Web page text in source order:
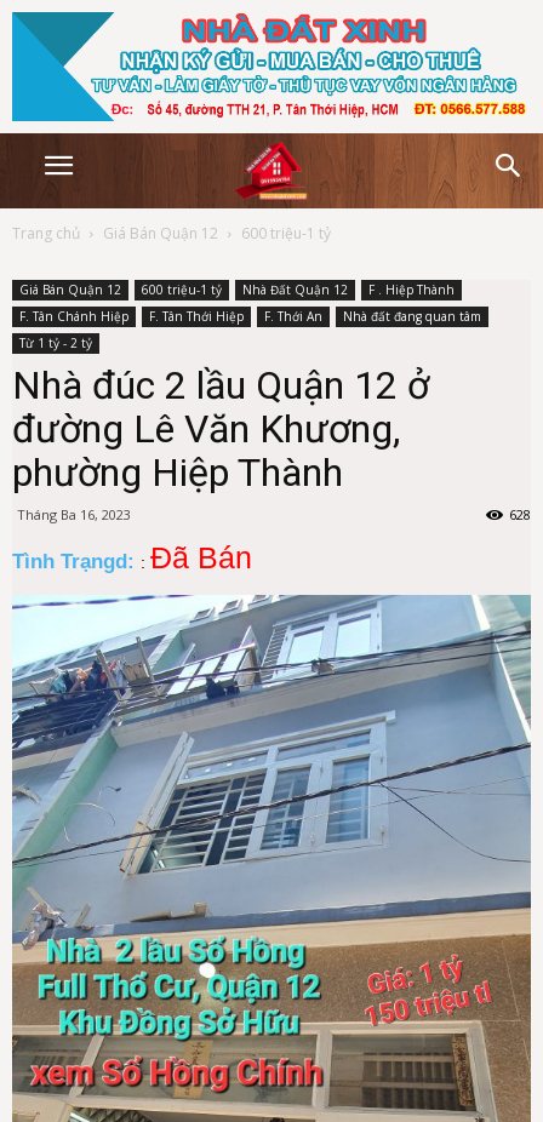
Trang chủ Giá Bán Quận 12 600 triệu-1 tỷ
Giá Bán Quận 12 600 triệu-1 tỷ Nhà Đất Quận 12
F . Hiệp Thành
F. Tân Chánh Hiệp
F. Tân Thới Hiệp F. Thới An
Nhà đất đang quan tâm
Từ 1 tỷ - 2 tỷ
Nhà đúc 2 lầu Quận 12 ở
đường Lê Văn Khương,
phường Hiệp Thành
Tháng Ba 16, 2023 628
Tình Trạngd: : Đã Bán